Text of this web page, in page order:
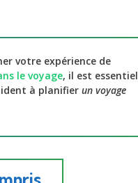
votre expérience de
le voyage, il est essentiel
à planifier un voyage